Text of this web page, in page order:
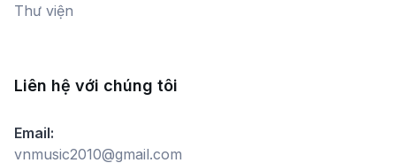
Xuân Bình
Thư viện
Liên hệ với chúng tôi
Email:
vnmusic2010@gmail.com